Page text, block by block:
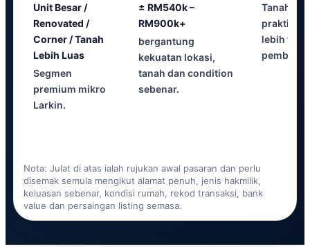
Unit Besar /
Renovated /
Corner / Tanah
Lebih Luas
Segmen
premium mikro
Larkin.
± RM540k –
RM900k+
bergantung
kekuatan lokasi,
tanah dan condition
sebenar.
Tanah
praktikal,
lebih
pembeli
Nota: Julat di atas ialah rujukan awal pasaran dan perlu
disemak semula mengikut alamat penuh, jenis hakmilik,
keluasan sebenar, kondisi rumah, rekod transaksi, bank
value dan persaingan listing semasa.